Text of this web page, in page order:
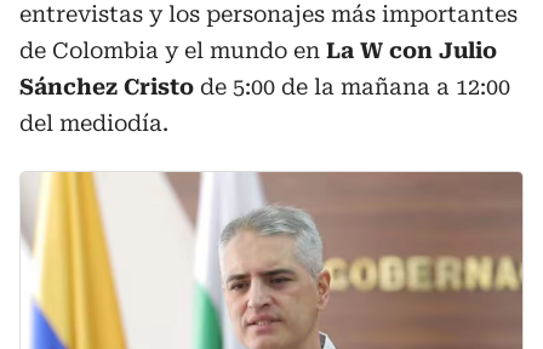
entrevistas y los personajes más importantes
de Colombia y el mundo en La W con Julio
Sánchez Cristo de 5:00 de la mañana a 12:00
del mediodía.